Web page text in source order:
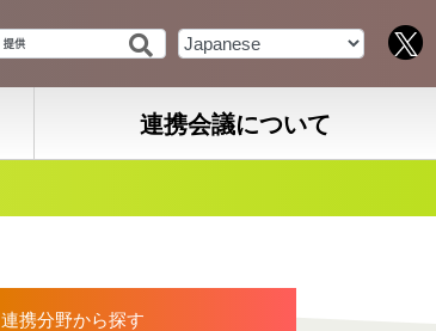
連携会議について
連携分野から探す